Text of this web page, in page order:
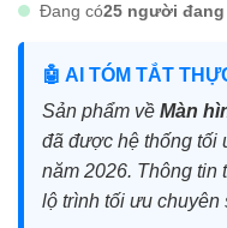
Đang có25 người đang
🤖 AI TÓM TẮT
Sản phẩm về Màn
đã được hệ thống tối
năm 2026. Thông tin
lộ trình tối ưu chuyên